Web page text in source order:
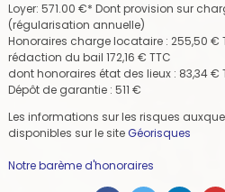
Loyer: 571.00 €* Dont provision sur
(régularisation annuelle)
Honoraires charge locataire : 255,50 €
rédaction du bail 172,16 € TTC
dont honoraires état des lieux : 83,34 €
Dépôt de garantie : 511 €
Les informations sur les risques
disponibles sur le siteGéorisques
Notre barème d'honoraires